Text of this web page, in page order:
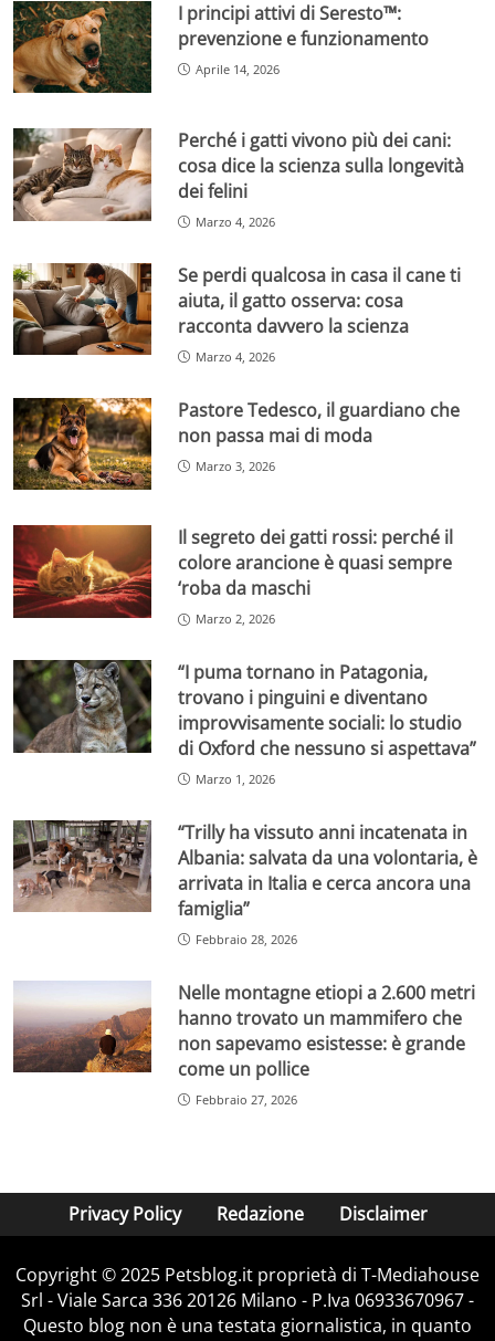
I principi attivi di Seresto™:
prevenzione e funzionamento
Aprile 14, 2026
Perché i gatti vivono più dei cani:
cosa dice la scienza sulla longevità
dei felini
Marzo 4, 2026
Se perdi qualcosa in casa il cane ti
aiuta, il gatto osserva: cosa
racconta davvero la scienza
Marzo 4, 2026
Pastore Tedesco, il guardiano che
non passa mai di moda
Marzo 3, 2026
Il segreto dei gatti rossi: perché il
colore arancione è quasi sempre
‘roba da maschi
Marzo 2, 2026
“I puma tornano in Patagonia,
trovano i pinguini e diventano
improvvisamente sociali: lo studio
di Oxford che nessuno si aspettava”
Marzo 1, 2026
“Trilly ha vissuto anni incatenata in
Albania: salvata da una volontaria, è
arrivata in Italia e cerca ancora una
famiglia”
Febbraio 28, 2026
Nelle montagne etiopi a 2.600 metri
hanno trovato un mammifero che
non sapevamo esistesse: è grande
come un pollice
Febbraio 27, 2026
Privacy Policy Redazione Disclaimer
Copyright © 2025 Petsblog.it proprietà di T-Mediahouse
Srl - Viale Sarca 336 20126 Milano - P.Iva 06933670967 -
Questo blog non è una testata giornalistica, in quanto